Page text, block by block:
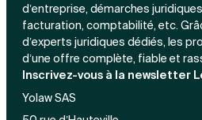
d’entreprise, démarches
facturation, comptabilité, etc.
d’experts juridiques dédiés, les
d’une offre complète, fiable et
Inscrivez-vous à la newsletter
Yolaw SAS